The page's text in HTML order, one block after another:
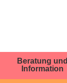
Beratung und
Information